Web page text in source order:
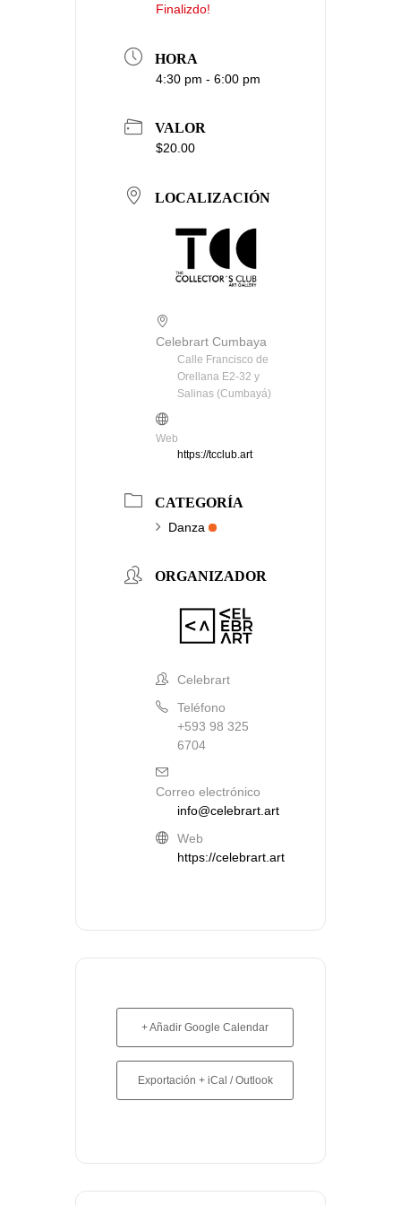
Finalizdo!
HORA
4:30 pm - 6:00 pm
VALOR
$20.00
LOCALIZACIÓN
Celebrart Cumbaya
Calle Francisco de
Orellana E2-32 y
Salinas (Cumbayá)
Web
https://tcclub.art
CATEGORÍA
Danza
ORGANIZADOR
Celebrart
Teléfono
+593 98 325
6704
Correo electrónico
info@celebrart.art
Web
https://celebrart.art
+ Añadir Google Calendar
Exportación + iCal / Outlook